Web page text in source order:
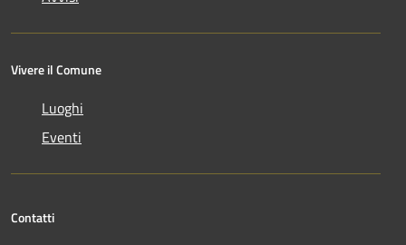
Vivere il Comune
Luoghi
Eventi
Contatti